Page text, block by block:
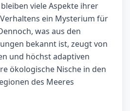
viele Aspekte ihrer
ein Mysterium für
was aus den
bekannt ist, zeugt von
und höchst adaptiven
ökologische Nische in den
des Meeres